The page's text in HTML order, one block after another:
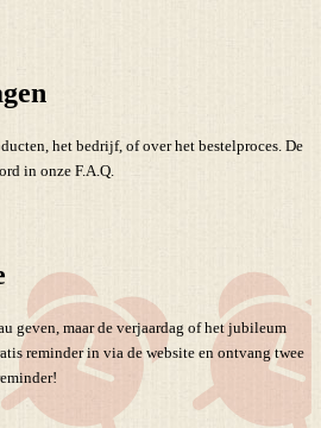
het bedrijf, of over het bestelproces. De
in onze F.A.Q.
geven, maar de verjaardag of het jubileum
reminder in via de website en ontvang twee